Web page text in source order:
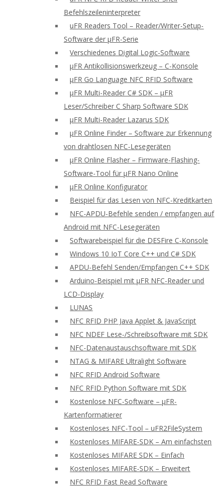
Befehlszeileninterpreter
uFR Readers Tool – Reader/Writer-Setup-
Software der μFR-Serie
Verschiedenes Digital Logic-Software
μFR Antikollisionswerkzeug – C-Konsole
μFR Go Language NFC RFID Software
μFR Multi-Reader C# SDK – μFR
Leser/Schreiber C Sharp Software SDK
μFR Multi-Reader Lazarus SDK
μFR Online Finder – Software zur Erkennung
von drahtlosen NFC-Lesegeräten
μFR Online Flasher – Firmware-Flashing-
Software-Tool für μFR Nano Online
μFR Online Konfigurator
Beispiel für das Lesen von NFC-Kreditkarten
NFC-APDU-Befehle senden / empfangen auf
Android mit NFC-Lesegeräten
Softwarebeispiel für die DESFire C-Konsole
Windows 10 IoT Core C++ und C# SDK
APDU-Befehl Senden/Empfangen C++ SDK
Arduino-Beispiel mit μFR NFC-Reader und
LCD-Display
LUNAS
NFC RFID PHP Java Applet & JavaScript
NFC NDEF Lese-/Schreibsoftware mit SDK
NFC-Datenaustauschsoftware mit SDK
NTAG & MIFARE Ultralight Software
NFC RFID Android Software
NFC RFID Python Software mit SDK
Kostenlose NFC-Software – μFR-
Kartenformatierer
Kostenloses NFC-Tool – uFR2FileSystem
Kostenloses MIFARE-SDK – Am einfachsten
Kostenloses MIFARE SDK – Einfach
Kostenloses MIFARE-SDK – Erweitert
NFC RFID Fast Read Software